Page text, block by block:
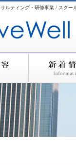
ルティング・研修事業 / スク